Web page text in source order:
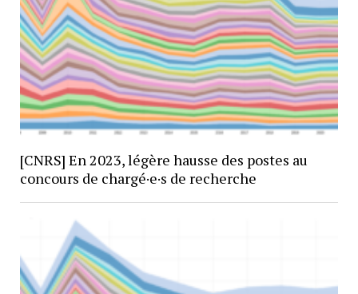
[CNRS] En 2023, légère hausse des postes au
concours de chargé·e·s de recherche